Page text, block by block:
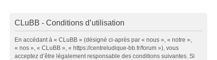
CLuBB - Conditions d’utilisation
En accédant à « CLuBB » (désigné ci-après par « nous », « notre »,
« nos », « CLuBB », « https://centreludique-bb.fr/forum »), vous
acceptez d’être légalement responsable des conditions suivantes. Si